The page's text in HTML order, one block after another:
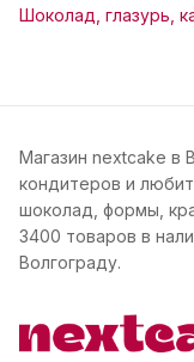
Шоколад, глазурь,
Магазин nextcake в
кондитеров и
шоколад, формы,
3400 товаров в
Волгограду.